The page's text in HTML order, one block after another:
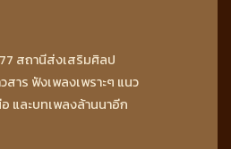
สถานีส่งเสริมศิลป
าร ฟังเพลงเพราะๆ แนว
และบทเพลงล้านนาอีก